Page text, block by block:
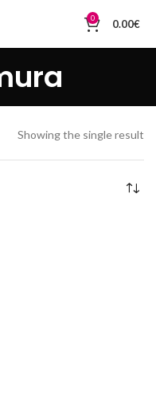
0 0.00€
Showing the single result